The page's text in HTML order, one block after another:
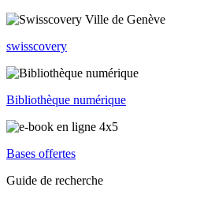
swisscovery
Bibliothèque numérique
Bases offertes
Guide de recherche